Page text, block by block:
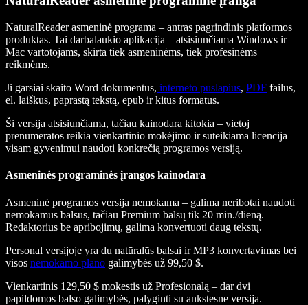
NaturalReader asmeninė programa – antras pagrindinis platformos
produktas. Tai darbalaukio aplikacija – atsisiunčiama Windows ir
Mac vartotojams, skirta tiek asmeninėms, tiek profesinėms
reikmėms.
Ji garsiai skaito Word dokumentus, interneto puslapius, PDF failus,
el. laiškus, paprastą tekstą, epub ir kitus formatus.
Ši versija atsisiunčiama, tačiau kainodara kitokia – vietoj
prenumeratos reikia vienkartinio mokėjimo ir suteikiama licencija
visam gyvenimui naudoti konkrečią programos versiją.
Asmeninės programinės įrangos kainodara
Asmeninė programos versija nemokama – galima neribotai naudoti
nemokamus balsus, tačiau Premium balsų tik 20 min./dieną.
Redaktorius be apribojimų, galima konvertuoti daug tekstų.
Personal versijoje yra du natūralūs balsai ir MP3 konvertavimas bei
visos nemokamo plano galimybės už 99,50 $.
Vienkartinis 129,50 $ mokestis už Profesionalą – dar dvi
papildomos balso galimybės, palyginti su ankstesne versija.